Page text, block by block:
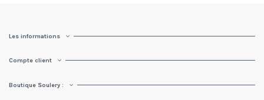
Les informations
Compte client
Boutique Soulery :